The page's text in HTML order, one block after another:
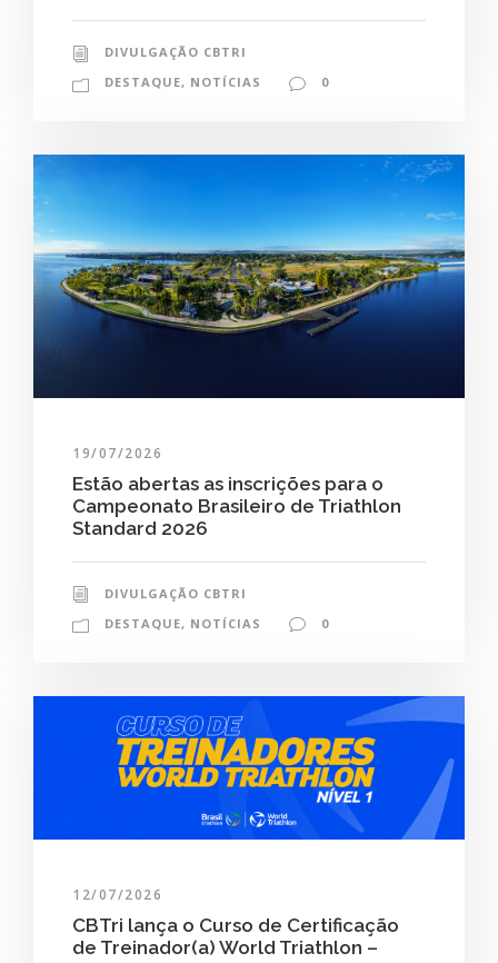
DIVULGAÇÃO CBTRI
DESTAQUE, NOTÍCIAS 0
19/07/2026
Estão abertas as inscrições para o
Campeonato Brasileiro de Triathlon
Standard 2026
DIVULGAÇÃO CBTRI
DESTAQUE, NOTÍCIAS 0
12/07/2026
CBTri lança o Curso de Certificação
de Treinador(a) World Triathlon –